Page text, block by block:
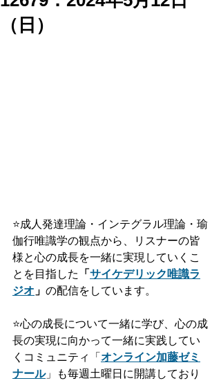
（日）
⭐️成人発達理論・インテグラル理論・瑜
伽行唯識学の観点から、リスナーの皆
様と心の成長を一緒に実現していくこ
とを目指した
「 サイケデリック唯識ラ
ジオ 」 の配信をしています。
⭐️心の成長について一緒に学び、心の成
長の実現に向かって一緒に実践してい
くコミュニティ「 オンライン加藤ゼミ
ナール」も毎週土曜日に開講しており